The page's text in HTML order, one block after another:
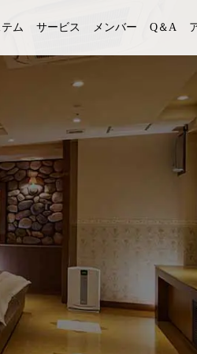
ム サービス メンバー Q＆A